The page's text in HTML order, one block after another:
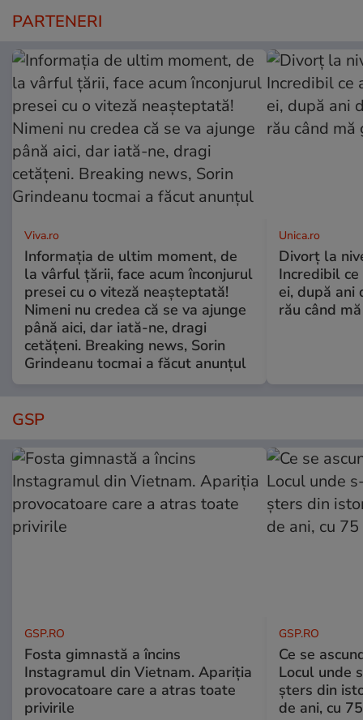
PARTENERI
Viva.ro
Informația de ultim moment, de
la vârful țării, face acum înconjurul
presei cu o viteză neașteptată!
Nimeni nu credea că se va ajunge
până aici, dar iată-ne, dragi
cetățeni. Breaking news, Sorin
Grindeanu tocmai a făcut anunțul
Unica.ro
Divorț la
Incredibil
ei, după ani
rău când
GSP
GSP.RO
Fosta gimnastă a încins
Instagramul din Vietnam. Apariția
provocatoare care a atras toate
privirile
GSP.RO
Ce se
Locul unde
șters din
de ani, cu